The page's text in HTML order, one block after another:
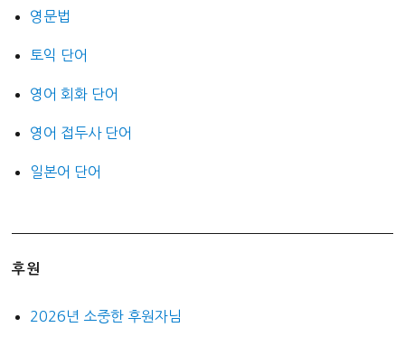
영문법
토익 단어
영어 회화 단어
영어 접두사 단어
일본어 단어
후원
2026년 소중한 후원자님